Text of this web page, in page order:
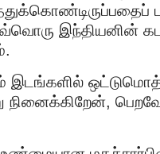
இந்தியனின்
இடங்களில்
நினைக்கிறேன்,